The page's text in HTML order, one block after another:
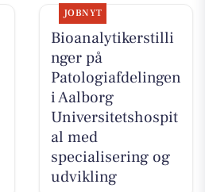
JOBNYT
Bioanalytikerstilli
nger på
Patologiafdelingen
i Aalborg
Universitetshospit
al med
specialisering og
udvikling